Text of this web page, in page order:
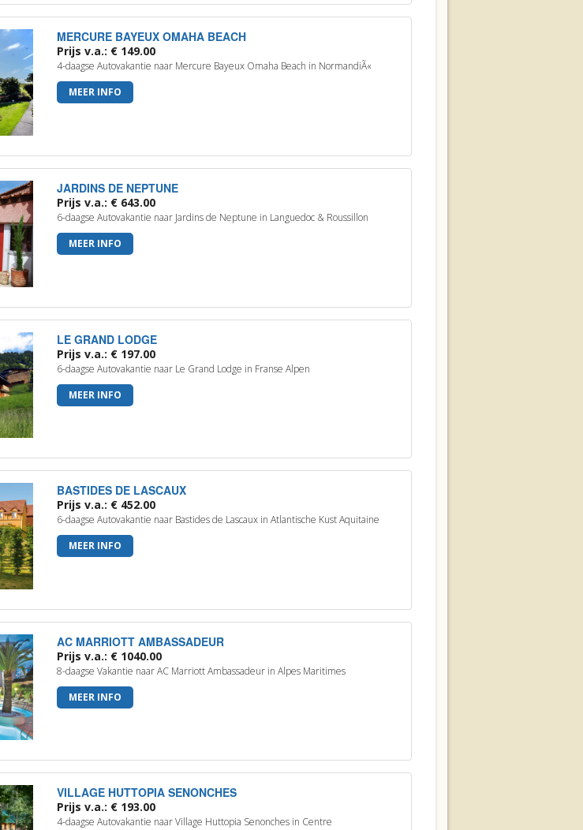
MERCURE BAYEUX OMAHA BEACH
Prijs v.a.: € 149.00
4-daagse Autovakantie naar Mercure Bayeux Omaha Beach in NormandiÃ«
MEER INFO
JARDINS DE NEPTUNE
Prijs v.a.: € 643.00
6-daagse Autovakantie naar Jardins de Neptune in Languedoc & Roussillon
MEER INFO
LE GRAND LODGE
Prijs v.a.: € 197.00
6-daagse Autovakantie naar Le Grand Lodge in Franse Alpen
MEER INFO
BASTIDES DE LASCAUX
Prijs v.a.: € 452.00
6-daagse Autovakantie naar Bastides de Lascaux in Atlantische Kust Aquitaine
MEER INFO
AC MARRIOTT AMBASSADEUR
Prijs v.a.: € 1040.00
8-daagse Vakantie naar AC Marriott Ambassadeur in Alpes Maritimes
MEER INFO
VILLAGE HUTTOPIA SENONCHES
Prijs v.a.: € 193.00
4-daagse Autovakantie naar Village Huttopia Senonches in Centre